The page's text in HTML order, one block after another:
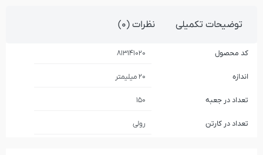
توضیحات تکمیلی نظرات (0)
کد محصول 813141020
اندازه 20 میلیمتر
تعداد در جعبه 150
تعداد در کارتن رولی